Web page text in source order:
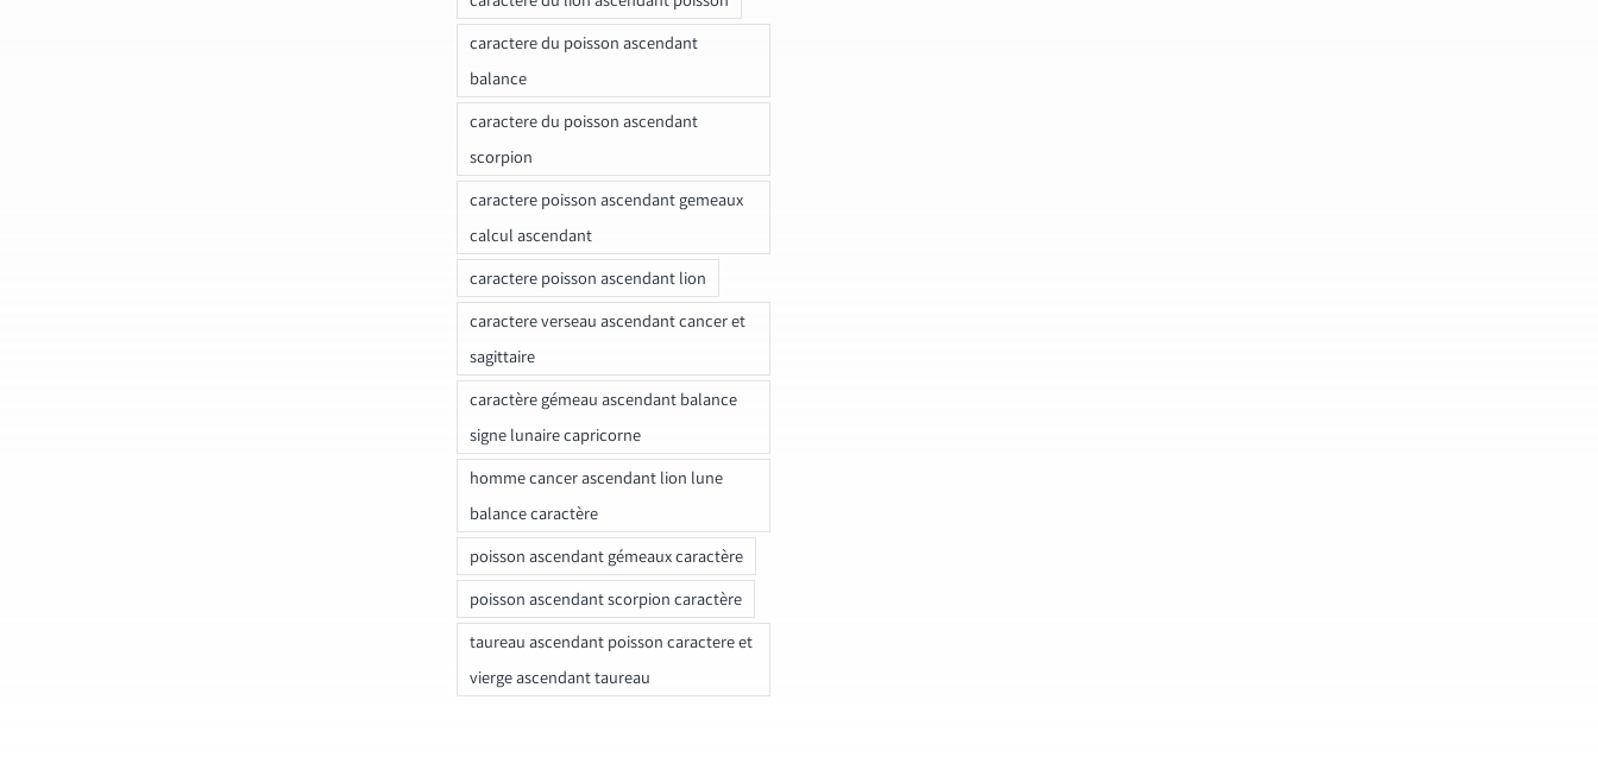
caractere du poisson ascendant
balance
caractere du poisson ascendant
scorpion
caractere poisson ascendant gemeaux
calcul ascendant
caractere poisson ascendant lion
caractere verseau ascendant cancer et
sagittaire
caractère gémeau ascendant balance
signe lunaire capricorne
homme cancer ascendant lion lune
balance caractère
poisson ascendant gémeaux caractère
poisson ascendant scorpion caractère
taureau ascendant poisson caractere et
vierge ascendant taureau